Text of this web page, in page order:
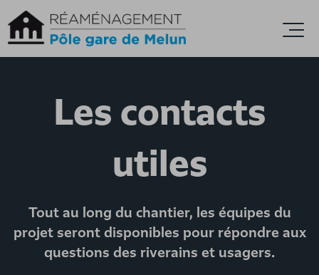
Accèder directement au contenu
Les contacts
utiles
Tout au long du chantier, les équipes du
projet seront disponibles pour répondre aux
questions des riverains et usagers.